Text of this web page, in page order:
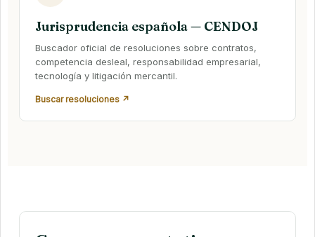
Jurisprudencia española — CENDOJ
Buscador oficial de resoluciones sobre contratos,
competencia desleal, responsabilidad empresarial,
tecnología y litigación mercantil.
Buscar resoluciones ↗